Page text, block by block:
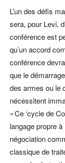
L’un des défis
sera, pour Levi,
conférence est
qu’un accord
conférence
que le
des armes ou le
nécessitent
« Ce ‘cycle de
langage propre
négociation
classique de